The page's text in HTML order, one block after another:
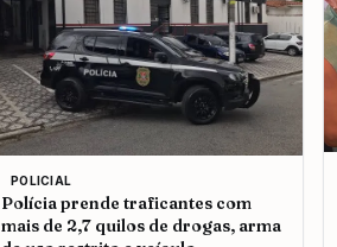
POLICIAL
Polícia prende traficantes com
mais de 2,7 quilos de drogas, arma